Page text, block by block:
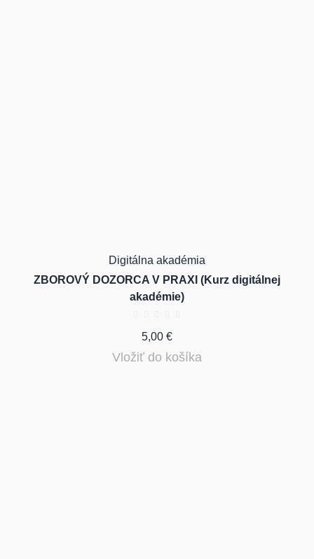
Digitálna akadémia
ZBOROVÝ DOZORCA V PRAXI (Kurz digitálnej
akadémie)
5,00 €
Vložiť do košíka